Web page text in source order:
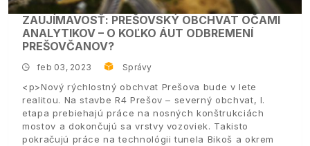
ZAUJÍMAVOSŤ: PREŠOVSKÝ OBCHVAT OČAMI
ANALYTIKOV – O KOĽKO ÁUT ODBREMENÍ
PREŠOVČANOV?
feb 03, 2023 Správy
<p>Nový rýchlostný obchvat Prešova bude v lete
realitou. Na stavbe R4 Prešov – severný obchvat, I.
etapa prebiehajú práce na nosných konštrukciách
mostov a dokončujú sa vrstvy vozoviek. Takisto
pokračujú práce na technológii tunela Bikoš a okrem